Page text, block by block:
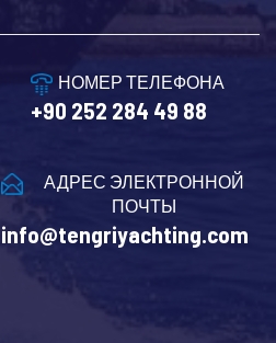
НОМЕР ТЕЛЕФОНА
+90 252 284 49 88
АДРЕС ЭЛЕКТРОННОЙ
ПОЧТЫ
info@tengriyachting.com